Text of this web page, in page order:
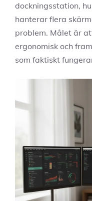
dockningsstation,
hanterar flera
problem. Målet är
ergonomisk och
som faktiskt